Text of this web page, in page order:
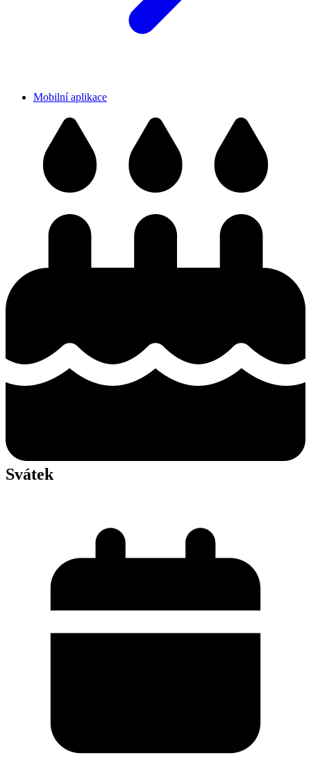
Mobilní aplikace
Svátek